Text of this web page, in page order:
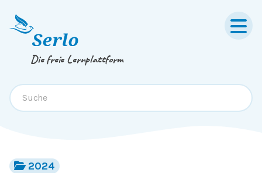
Springe zum
Die freie Lernplattform
2024